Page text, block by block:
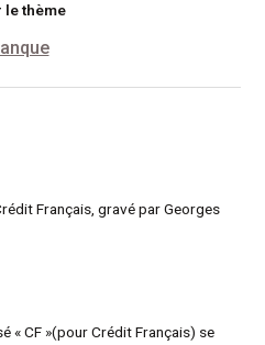
le thème
Français, gravé par Georges
« CF »(pour Crédit Français) se